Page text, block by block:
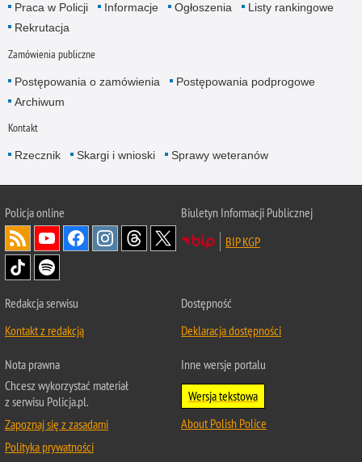
Praca w Policji Informacje Ogłoszenia
Listy rankingowe
Rekrutacja
Zamówienia publiczne
Postępowania o zamówienia
Postępowania podprogowe
Archiwum
Kontakt
Rzecznik Skargi i wnioski Sprawy weteranów
Policjaonline
Biuletyn Informacji Publicznej
BIP KGP
Redakcja serwisu
Kontakt z redakcją
Dostępność
Deklaracja dostępności
Nota prawna
Chcesz wykorzystać materiał
z serwisu Policja.pl.
Zapoznaj się z zasadami
Polityka prywatności
Inne wersje portalu
Wersja tekstowa
About Polish Police